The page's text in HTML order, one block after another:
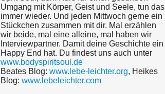
Umgang mit Körper, Geist und Seele, tun das
immer wieder. Und jeden Mittwoch gerne ein
Stückchen zusammen mit dir. Mal erzählen
wir beide, mal eine alleine, mal haben wir
Interviewpartner. Damit deine Geschichte ein
Happy End hat. Du findest uns auch unter
www.bodyspiritsoul.de
Beates Blog: www.lebe-leichter.org, Heikes
Blog: www.lebeleichter.com